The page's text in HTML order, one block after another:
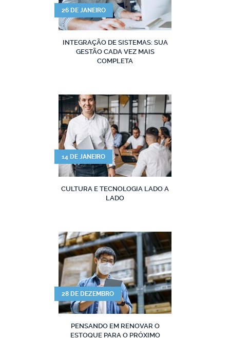
26 DE JANEIRO
INTEGRAÇÃO DE SISTEMAS: SUA
GESTÃO CADA VEZ MAIS
COMPLETA
14 DE JANEIRO
CULTURA E TECNOLOGIA LADO A
LADO
28 DE DEZEMBRO
PENSANDO EM RENOVAR O
ESTOQUE PARA O PRÓXIMO